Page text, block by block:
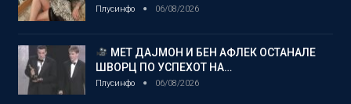
Плусинфо 06/08/2026
МЕТ ДАЈМОН И БЕН АФЛЕК ОСТАНАЛЕ
ШВОРЦ ПО УСПЕХОТ НА…
Плусинфо 06/08/2026